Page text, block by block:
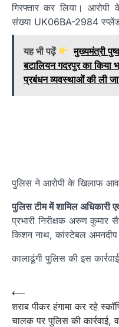
गिरफ्तार कर लिया।
संख्या UK06BA-2984
यह भी पढ़ें
मुख्यमंत्री
बटालियन गदरपुर का
प्रबंधन व्यवस्थाओं की ली
पुलिस ने आरोपी के खिलाफ
पुलिस टीम में शामिल अधिकारी
प्रभारी निरीक्षक अरुण कुमार
किशन नाथ, कांस्टेबल
कालाढूंगी पुलिस की इस
Post
navigation
⟵
शराब पीकर हंगामा कर रहे
चालक पर पुलिस की कार्रवाई,